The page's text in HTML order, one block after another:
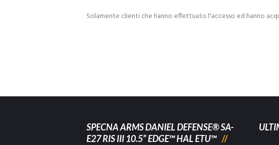
Solamente clienti che hanno effettuato l'accesso ed hanno
SPECNA ARMS DANIEL DEFENSE® SA-
E27 RIS III 10.5” EDGE™ HAL ETU™